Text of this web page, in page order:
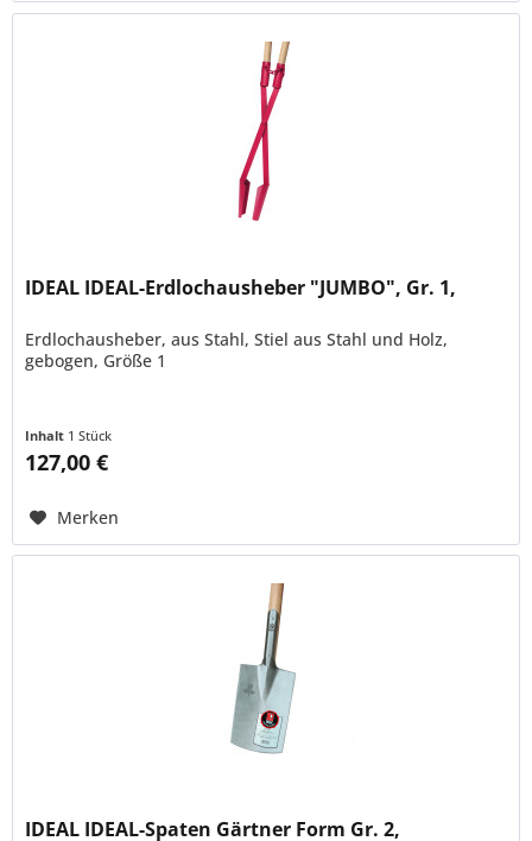
IDEAL IDEAL-Erdlochausheber "JUMBO", Gr. 1,
Erdlochausheber, aus Stahl, Stiel aus Stahl und Holz,
gebogen, Größe 1
Inhalt 1 Stück
127,00 €
Merken
IDEAL IDEAL-Spaten Gärtner Form Gr. 2,